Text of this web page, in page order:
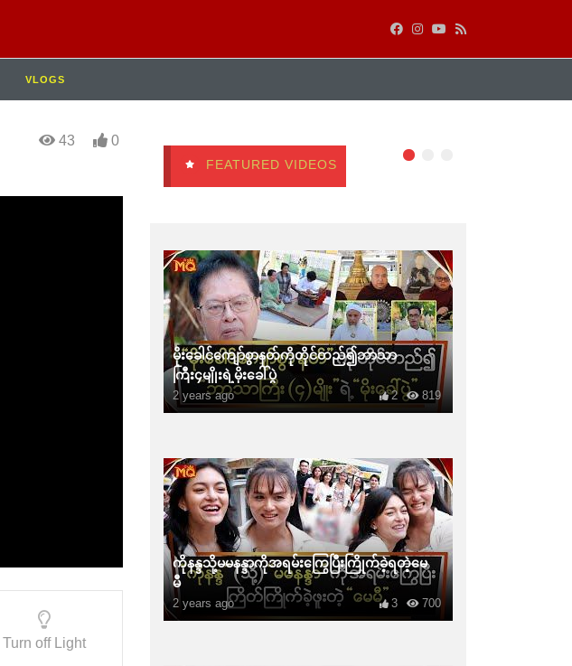
VLOGS
43 0
Turn off Light
FEATURED VIDEOS
မိုးခေါင်ကျော်စွာနတ်ကိုတိုင်တည်၍ဘာသာ
ကြီး၄မျိုးရဲ့မိုးခေါ်ပွဲ
2 years ago 819
2
ကိုနန္ဒသို့မမနန္ဒာကိုအရမ်းကြွေပြီးကြိုက်ခဲ့ရတဲ့မေ
မီ
2 years ago 700
3